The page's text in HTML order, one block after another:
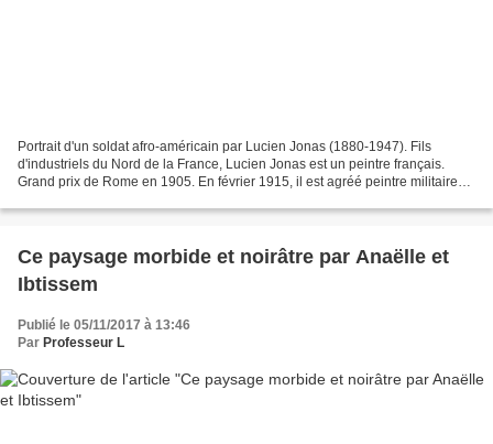
Portrait d'un soldat afro-américain par Lucien Jonas (1880-1947). Fils
d'industriels du Nord de la France, Lucien Jonas est un peintre français.
Grand prix de Rome en 1905. En février 1915, il est agréé peintre militaire
Ce paysage morbide et noirâtre par Anaëlle et
Ibtissem
Publié le 05/11/2017 à 13:46
Par Professeur L